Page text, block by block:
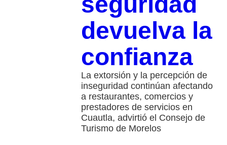
devuelva la
confianza
La extorsión y la percepción de
inseguridad continúan afectando
a restaurantes, comercios y
prestadores de servicios en
Cuautla, advirtió el Consejo de
Turismo de Morelos